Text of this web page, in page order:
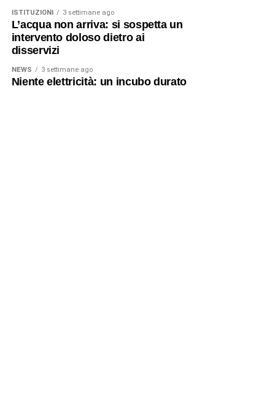
ISTITUZIONI 3 settimane ago
L’acqua non arriva: si sospetta un
intervento doloso dietro ai
disservizi
NEWS 3 settimane ago
Niente elettricità: un incubo durato